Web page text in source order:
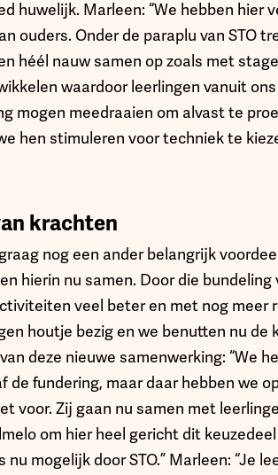
huwelijk. Marleen: “We hebben hier
ouders. Onder de paraplu van STO
héél nauw samen op zoals met
waardoor leerlingen vanuit
mogen meedraaien om alvast te
hen stimuleren voor techniek te
krachten
nog een ander belangrijk
hierin nu samen. Door die
veel beter en met nog meer
houtje bezig en we benutten nu de
deze nieuwe samenwerking: “We
de fundering, maar daar hebben we
voor. Zij gaan nu samen met
om hier heel gericht dit
nu mogelijk door STO.” Marleen: “Je